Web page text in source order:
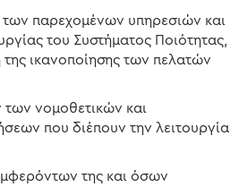
των παρεχομένων υπηρεσιών και
του Συστήματος Ποιότητας,
ικανοποίησης των πελατών
νομοθετικών και
που διέπουν την λειτουργία
της και όσων